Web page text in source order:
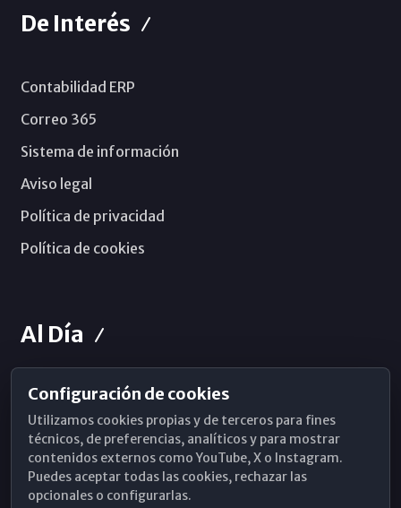
De Interés
Contabilidad ERP
Correo 365
Sistema de información
Aviso legal
Política de privacidad
Política de cookies
Al Día
Horarios de Misa
Hemeroteca
WhatsApp
Configuración de cookies
Utilizamos cookies propias y de terceros para fines
técnicos, de preferencias, analíticos y para mostrar
contenidos externos como YouTube, X o Instagram.
Puedes aceptar todas las cookies, rechazar las
opcionales o configurarlas.